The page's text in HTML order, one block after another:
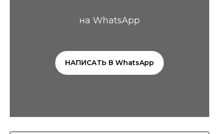
на WhatsApp
НАПИСАТЬ В WhatsApp